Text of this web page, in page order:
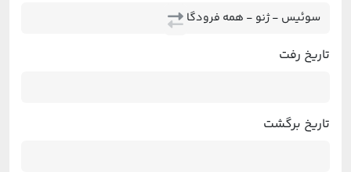
تاریخ رفت
تاریخ برگشت